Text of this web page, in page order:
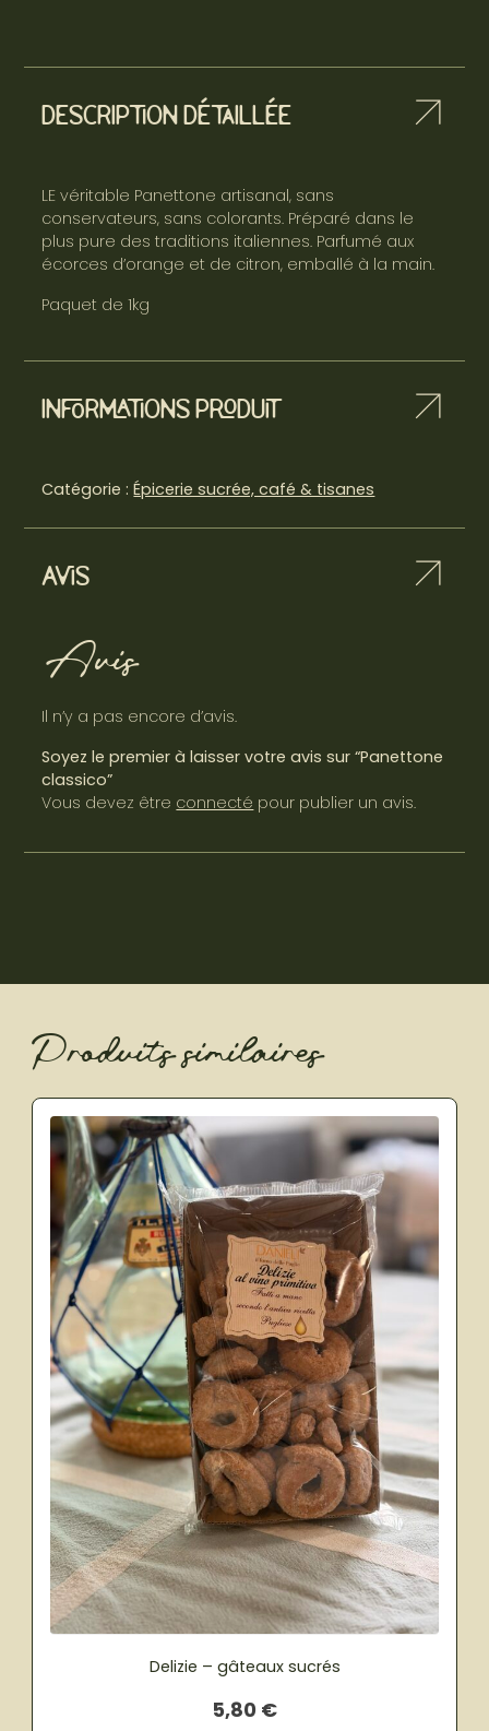
Description détaillée
LE véritable Panettone artisanal, sans
conservateurs, sans colorants. Préparé dans le
plus pure des traditions italiennes. Parfumé aux
écorces d’orange et de citron, emballé à la main.
Paquet de 1kg
Informations produit
Catégorie :Épicerie sucrée, café & tisanes
Avis
Avis
Il n’y a pas encore d’avis.
Soyez le premier à laisser votre avis sur “Panettone
classico”
Vous devez être connecté pour publier un avis.
Produits similaires
Delizie – gâteaux sucrés
5,80 €